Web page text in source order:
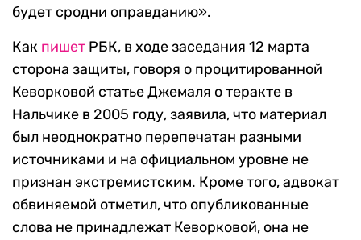
будет сродни оправданию».
Как пишет РБК, в ходе заседания 12 марта
сторона защиты, говоря о процитированной
Кеворковой статье Джемаля о теракте в
Нальчике в 2005 году, заявила, что материал
был неоднократно перепечатан разными
источниками и на официальном уровне не
признан экстремистским. Кроме того, адвокат
обвиняемой отметил, что опубликованные
слова не принадлежат Кеворковой, она не